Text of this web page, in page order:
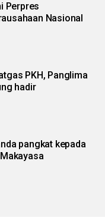
Perpres
Nasional
PKH, Panglima
hadir
pangkat kepada